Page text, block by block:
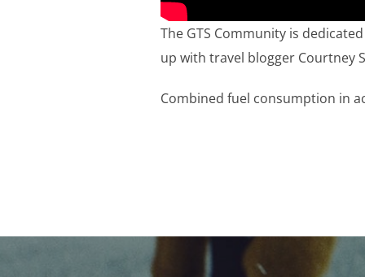
The GTS Community is
up with travel blogger Courtney
Combined fuel consumption in
Navigation